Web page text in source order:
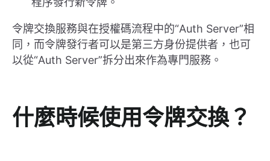
令牌交換服務與在授權碼流程中的“Auth Server”相
同，而令牌發行者可以是第三方身份提供者，也可
以從“Auth Server”拆分出來作為專門服務。
什麼時候使用令牌交換？